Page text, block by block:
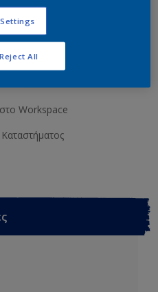
χρώματος
Υπολογισμός
Workspace
Reject All